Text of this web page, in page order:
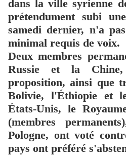
dans la ville syrienne
prétendument subi
samedi dernier, n'a
minimal requis de voix.
Deux membres
Russie et la
proposition, ainsi que
Bolivie, l'Éthiopie et
États-Unis, le
(membres
Pologne, ont voté
pays ont préféré